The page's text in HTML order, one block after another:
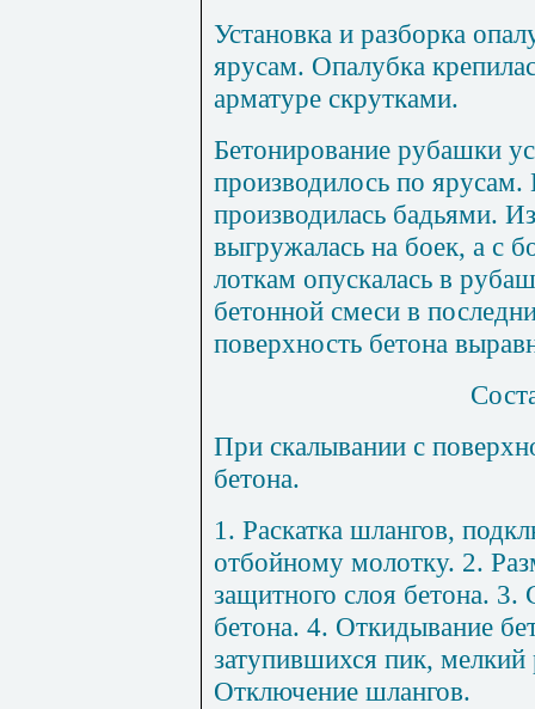
Установка и разборка
ярусам. Опалубка крепила
арматуре скрутками.
Бетонирование рубашки
производилось по ярусам.
производилась бадьями.
выгружалась на боек, а с
лоткам опускалась в
бетонной смеси в п
поверхность бетона
При скалывании с повер
бетона.
1. Раскатка шлангов, подк
отбойному молотку. 2.
защитного слоя бетона. 3.
бетона. 4. Откидывание
затупившихся пик, м
Отключение шлангов.